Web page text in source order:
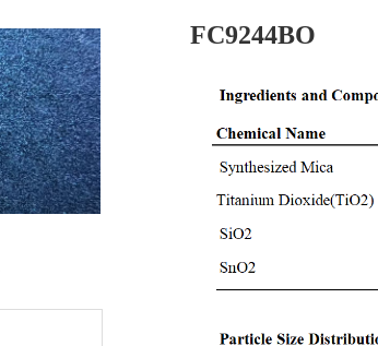
FC9244BO